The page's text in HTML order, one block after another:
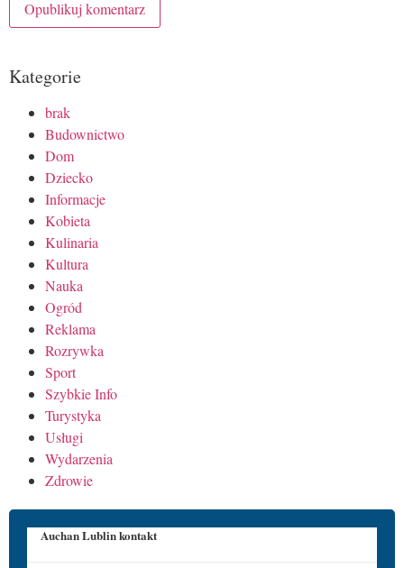
Kategorie
brak
Budownictwo
Dom
Dziecko
Informacje
Kobieta
Kulinaria
Kultura
Nauka
Ogród
Reklama
Rozrywka
Sport
Szybkie Info
Turystyka
Usługi
Wydarzenia
Zdrowie
Auchan Lublin kontakt